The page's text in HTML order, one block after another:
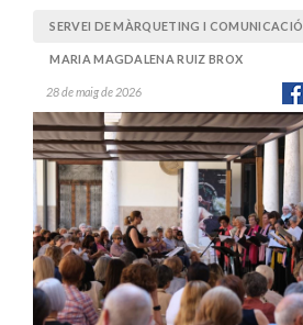
SERVEI DE MÀRQUETING I COMUNICACIÓ
MARIA MAGDALENA RUIZ BROX
28 de maig de 2026